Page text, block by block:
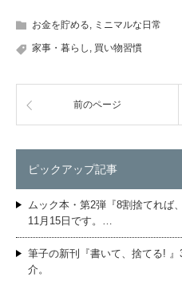
お金を貯める, ミニマルな日常
家事・暮らし , 買い物習慣
前のページ
ピックアップ記事
ムック本・第2弾『8割捨てれば
11月15日です。…
筆子の新刊『書いて、捨てる!
介。